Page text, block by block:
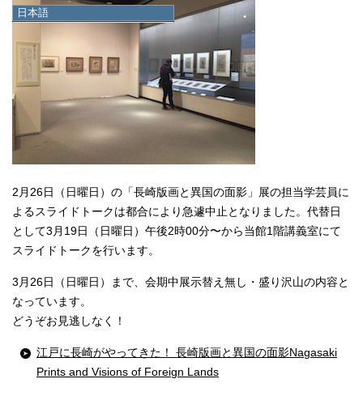
日本語
English
한국어
简体中文
繁體中文
2月26日（日曜日）の「長崎版画と異国の面影」展の担当学芸員に
よるスライドトークは都合により急遽中止となりました。代替日
として3月19日（日曜日）午後2時00分〜から当館1階講義室にて
スライドトークを行います。
3月26日（日曜日）まで、会期中展示替え無し・盛り沢山の内容と
なっています。
どうぞお見逃しなく！
江戸に長崎がやってきた！ 長崎版画と異国の面影Nagasaki
Prints and Visions of Foreign Lands